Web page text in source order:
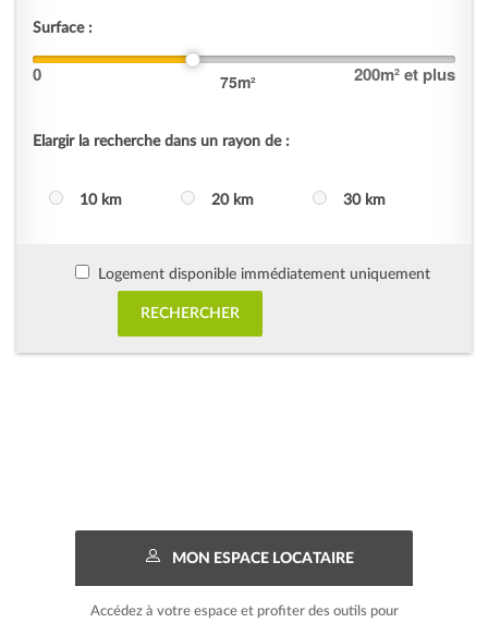
Surface :
0 75m² 200m² et plus
Elargir la recherche dans un rayon de :
10 km 20 km 30 km
Logement disponible immédiatement uniquement
MON ESPACE LOCATAIRE
Accédez à votre espace et profiter des outils pour